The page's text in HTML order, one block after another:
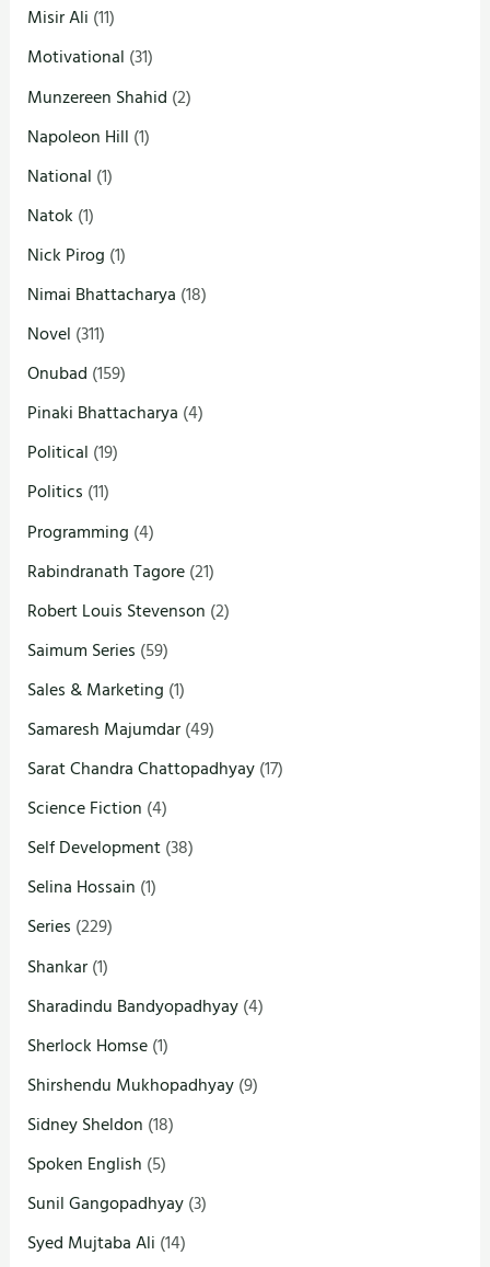
Misir Ali (11)
Motivational (31)
Munzereen Shahid (2)
Napoleon Hill (1)
National (1)
Natok (1)
Nick Pirog (1)
Nimai Bhattacharya (18)
Novel (311)
Onubad (159)
Pinaki Bhattacharya (4)
Political (19)
Politics (11)
Programming (4)
Rabindranath Tagore(21)
Robert Louis Stevenson (2)
Saimum Series (59)
Sales & Marketing (1)
Samaresh Majumdar(49)
Sarat Chandra Chattopadhyay(17)
Science Fiction (4)
Self Development(38)
Selina Hossain (1)
Series (229)
Shankar(1)
Sharadindu Bandyopadhyay(4)
Sherlock Homse(1)
Shirshendu Mukhopadhyay(9)
Sidney Sheldon (18)
Spoken English (5)
Sunil Gangopadhyay(3)
Syed Mujtaba Ali (14)